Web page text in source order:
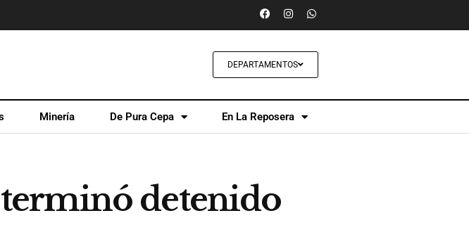
DEPARTAMENTOS
Minería De Pura Cepa En La Reposera
detenido